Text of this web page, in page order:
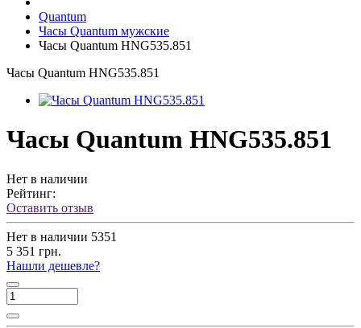
Quantum
Часы Quantum мужские
Часы Quantum HNG535.851
Часы Quantum HNG535.851
Часы Quantum HNG535.851
Нет в наличии
Рейтинг:
Оставить отзыв
Нет в наличии 5351
5 351 грн.
Нашли дешевле?